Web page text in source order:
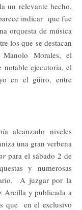
un relevante hecho,
indicar que fue
orquesta de música
los que se destacan
Morales, el
notable ejecutoria, el
en el güiro, entre
alcanzado niveles
una gran verbena
para el sábado 2 de
y numerosas
A juzgar por la
Arcilla y publicada a
que en el exclusivo